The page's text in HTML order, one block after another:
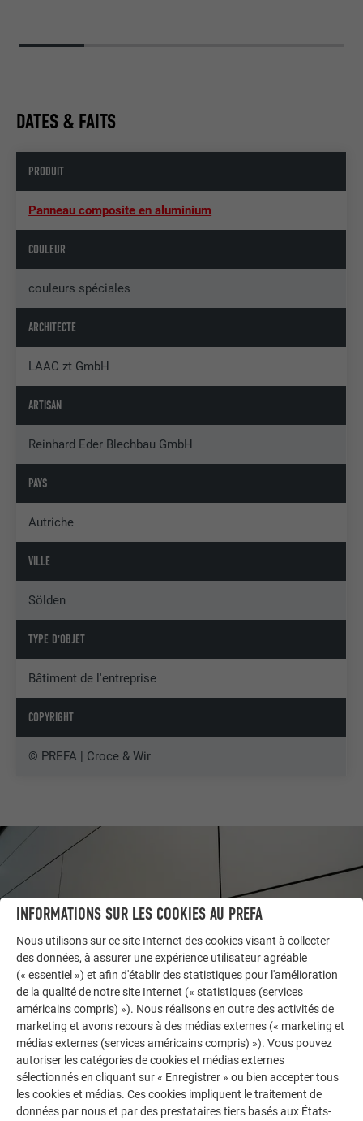
DATES & FAITS
PRODUIT
Panneau composite en aluminium
COULEUR
couleurs spéciales
ARCHITECTE
LAAC zt GmbH
ARTISAN
Reinhard Eder Blechbau GmbH
PAYS
Autriche
VILLE
Sölden
TYPE D'OBJET
Bâtiment de l'entreprise
COPYRIGHT
© PREFA | Croce & Wir
LAISSEZ-VOUS INSPIRER
AUTRES BÂTIMENTS
La galerie de références PREFA démontre la
polyvalence de l’aluminium. Découvrez d’autres projets
INFORMATIONS SUR LES COOKIES AU PREFA
Nous utilisons sur ce site Internet des cookies visant à collecter
des données, à assurer une expérience utilisateur agréable
(« essentiel ») et afin d'établir des statistiques pour l'amélioration
de la qualité de notre site Internet (« statistiques (services
américains compris) »). Nous réalisons en outre des activités de
marketing et avons recours à des médias externes (« marketing et
médias externes (services américains compris) »). Vous pouvez
autoriser les catégories de cookies et médias externes
sélectionnés en cliquant sur « Enregistrer » ou bien accepter tous
les cookies et médias. Ces cookies impliquent le traitement de
données par nous et par des prestataires tiers basés aux États-